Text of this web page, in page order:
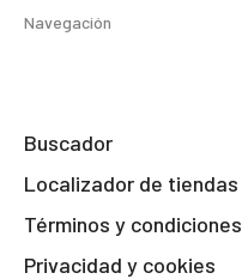
Navegación
Buscador
Localizador de tiendas
Términos y condiciones
Privacidad y cookies